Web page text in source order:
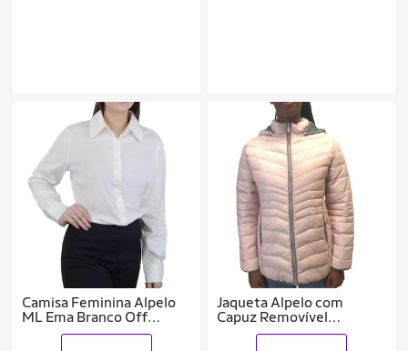
Camisa Feminina Alpelo
ML Ema Branco Off
White - 10400285
Jaqueta Alpelo com
Capuz Removível
20700027